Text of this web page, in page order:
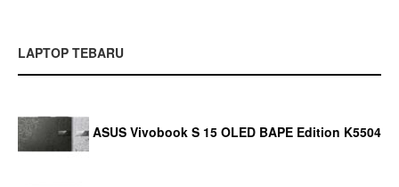
LAPTOP TEBARU
ASUS Vivobook S 15 OLED BAPE Edition K5504